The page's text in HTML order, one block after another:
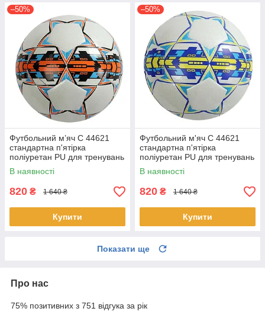
–50%
Футбольний м’яч C 44621
стандартна п'ятірка
поліуретан PU для тренувань
та ігор для різних типів полів
Білий з помаранчевим
В наявності
820 ₴ 1 640 ₴
Купити
–50%
Футбольний м'яч C 44621
стандартна п'ятірка
поліуретан PU для тренувань
та ігор для різних типів полів
Білий із Синім
В наявності
820 ₴ 1 640 ₴
Купити
Показати ще
Про нас
75% позитивних з 751 відгука за рік